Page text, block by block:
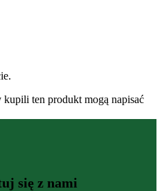
ten produkt mogą napisać
się z nami